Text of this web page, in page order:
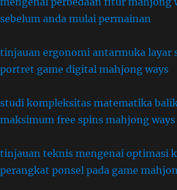
sebelum anda mulai permainan
tinjauan ergonomi antarmuka layar
portret game digital mahjong ways
studi kompleksitas matematika
maksimum free spins mahjong ways
tinjauan teknis mengenai optimasi
perangkat ponsel pada game